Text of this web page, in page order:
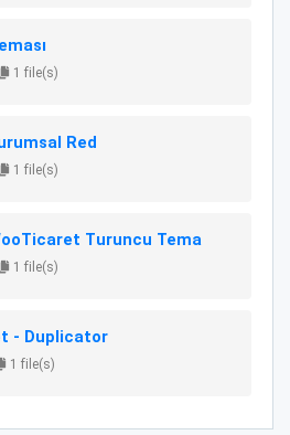
1 file(s)
Red
1 file(s)
Turuncu Tema
1 file(s)
- Duplicator
1 file(s)